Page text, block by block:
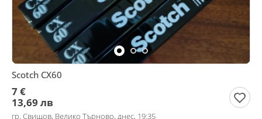
Scotch CX60
7 €
13,69 лв
гр. Свищов, Велико Търново, днес, 19:35